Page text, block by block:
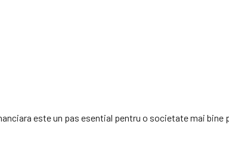
este un pas esential pentru o societate mai bine